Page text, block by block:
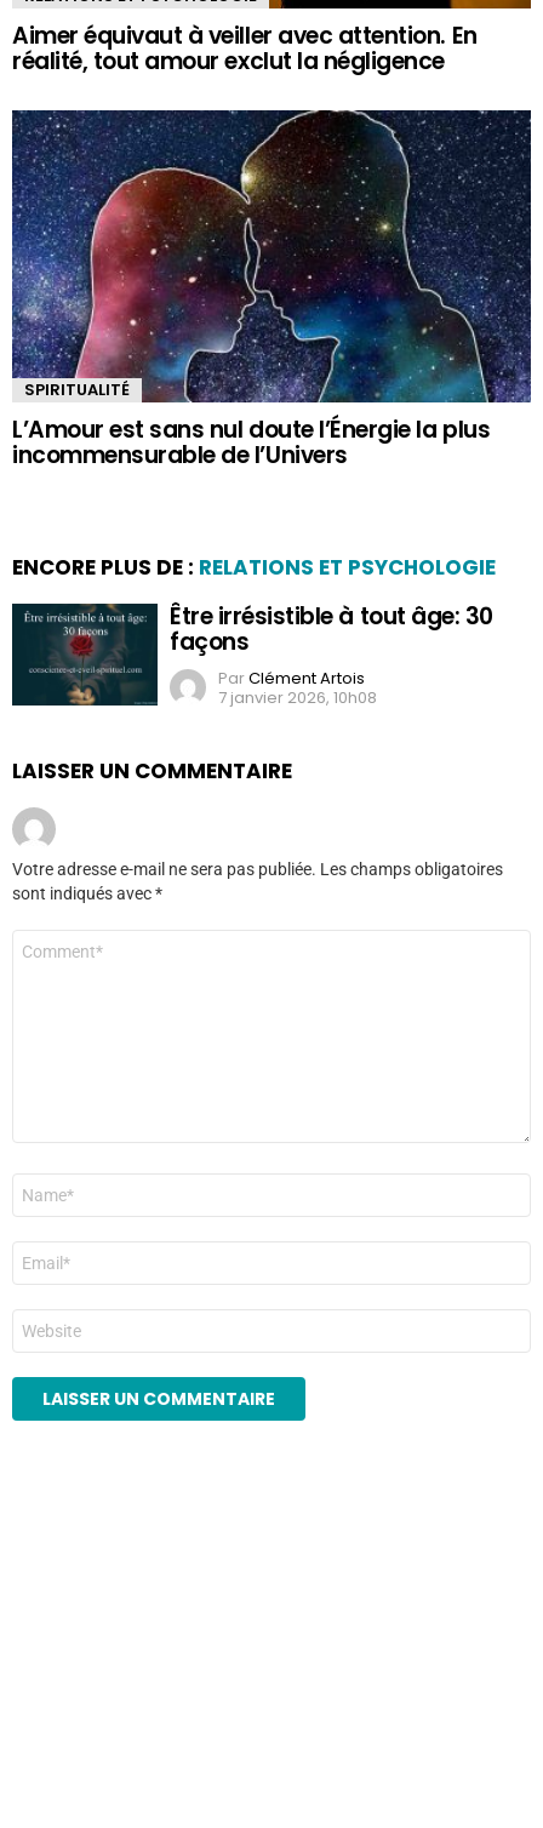
Aimer équivaut à veiller avec attention. En
réalité, tout amour exclut la négligence
SPIRITUALITÉ
L’Amour est sans nul doute l’Énergie la plus
incommensurable de l’Univers
ENCORE PLUS DE : RELATIONS ET PSYCHOLOGIE
Être irrésistible à tout âge: 30
façons
ParClément Artois
7 janvier 2026, 10h08
LAISSER UN COMMENTAIRE
Votre adresse e-mail ne sera pas publiée. Les champs obligatoires
sont indiqués avec*
Commentaire
Nom
E-
mail
*
Site
web